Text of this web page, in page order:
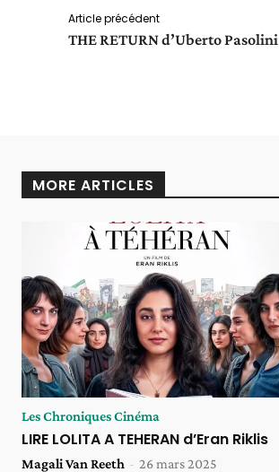
Article précédent
THE RETURN d’Uberto Pasolini
MORE ARTICLES
Les Chroniques Cinéma
LIRE LOLITA A TEHERAN d’Eran Riklis
Magali Van Reeth - 26 mars 2025